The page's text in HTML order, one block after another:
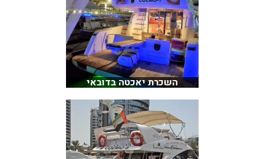
השכרת יאכטה בדובאי